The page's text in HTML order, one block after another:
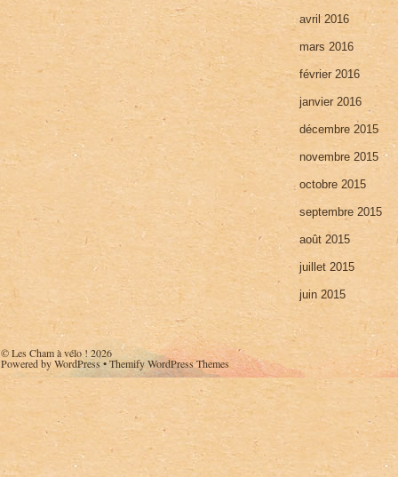
avril 2016
mars 2016
février 2016
janvier 2016
décembre 2015
novembre 2015
octobre 2015
septembre 2015
août 2015
juillet 2015
juin 2015
©Les Cham à vélo !2026
Powered byWordPress•Themify WordPress Themes